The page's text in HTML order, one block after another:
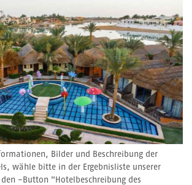
Bilder und Beschreibung der
wähle bitte in der Ergebnisliste unserer
den -Button "Hotelbeschreibung des